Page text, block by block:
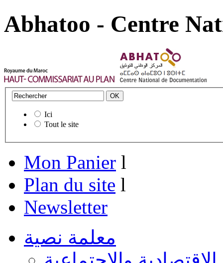
Abhatoo - Centre
Ici
Tout le site
Mon Panier l
Plan du site l
Newsletter
معلمة نصية